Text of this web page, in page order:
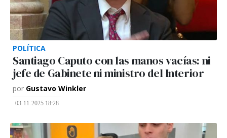
POLÍTICA
Santiago Caputo con las manos vacías: ni
jefe de Gabinete ni ministro del Interior
por Gustavo Winkler
03-11-2025 18:28